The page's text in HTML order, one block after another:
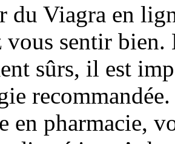
du Viagra en
vous sentir bien.
sûrs, il est
en pharmacie,